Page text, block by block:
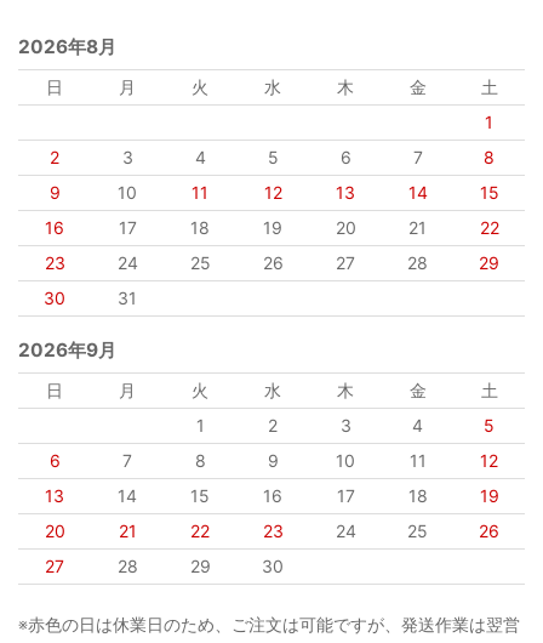
2026年8月
日 月 火 水 木 金
土
1
2
3 4 5 6 7
8
9
10 11 12 13 14
15
16
17 18 19 20 21
22
23
24 25 26 27 28
29
30
31
2026年9月
日 月 火 水 木 金
土
1
2 3 4
5
6
7 8 9 10 11
12
13
14 15 16 17 18
19
20
21 22 23 24 25
26
27
28 29 30
※赤色の日は休業日のため、ご注文は可能ですが、発送作業は翌営